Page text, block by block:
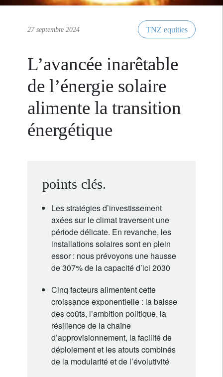
27 septembre 2024 TNZ equities
L’avancée inarêtable
de l’énergie solaire
alimente la transition
énergétique
points clés.
Les stratégies d’investissement
axées sur le climat traversent une
période délicate. En revanche, les
installations solaires sont en plein
essor : nous prévoyons une hausse
de 307% de la capacité d’ici 2030
Cinq facteurs alimentent cette
croissance exponentielle : la baisse
des coûts, l’ambition politique, la
résilience de la chaîne
d’approvisionnement, la facilité de
déploiement et les atouts combinés
de la modularité et de l’évolutivité